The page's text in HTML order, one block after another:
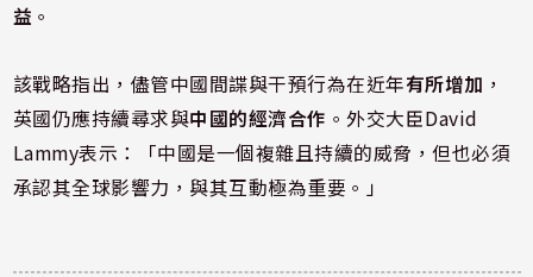
益 。
該戰略指出，儘管中國間諜與干預行為在近年有所增加 ，
英國仍應持續尋求與中國的經濟合作 。外交大臣David
Lammy表示：「中國是一個複雜且持續的威脅，但也必須
承認其全球影響力，與其互動極為重要。」